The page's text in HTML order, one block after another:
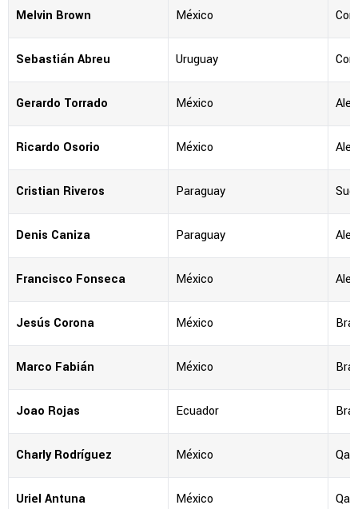
Melvin Brown México
Sebastián Abreu Uruguay
Gerardo Torrado México
Ricardo Osorio México
Cristian Riveros Paraguay
Denis Caniza Paraguay
Francisco Fonseca México
Jesús Corona México
Marco Fabián México
Joao Rojas Ecuador
Charly Rodríguez México
Uriel Antuna México